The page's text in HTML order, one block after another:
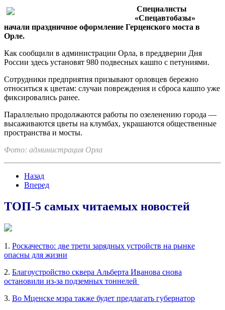
Специалисты
«Спецавтобазы»
начали праздничное оформление Герценского моста в
Орле.
Как сообщили в администрации Орла, в преддверии Дня
России здесь установят 980 подвесных кашпо с петуниями.
Сотрудники предприятия призывают орловцев бережно
относиться к цветам: случаи повреждения и сброса кашпо уже
фиксировались ранее.
Параллельно продолжаются работы по озеленению города —
высаживаются цветы на клумбах, украшаются общественные
пространства и мосты.
Фото: администрация Орла
Назад
Вперед
ТОП-5 самых читаемых новостей
1. Роскачество: две трети зарядных устройств на рынке
опасны для жизни
2. Благоустройство сквера Альберта Иванова снова
остановили из-за подземных тоннелей
3. Во Мценске мэра также будет предлагать губернатор